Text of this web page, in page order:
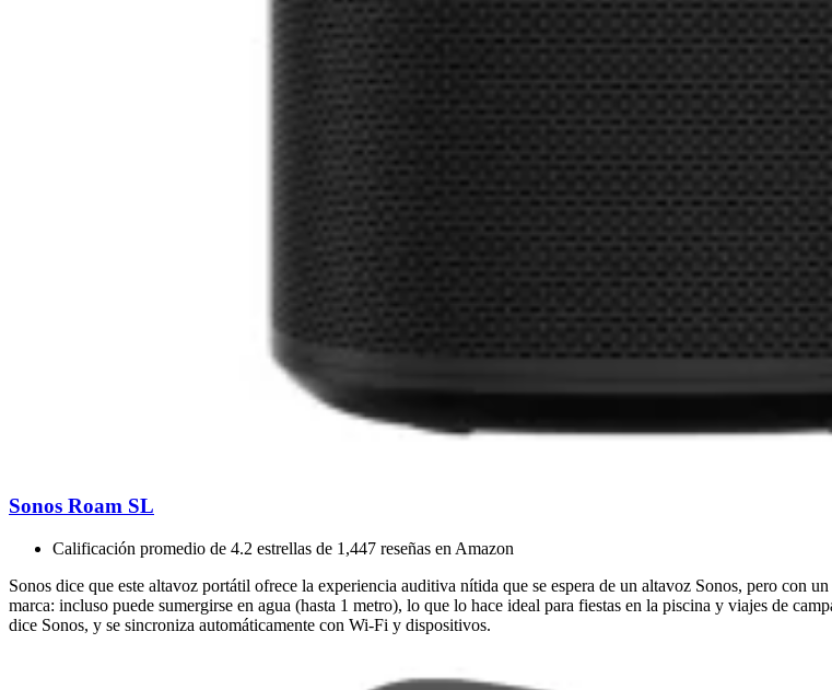
Sonos Roam SL
Calificación promedio de 4.2 estrellas de 1,447 reseñas en Amazon
Sonos dice que este altavoz portátil ofrece la experiencia auditiva nítida que se espera de un altavoz Sonos, pero con
marca: incluso puede sumergirse en agua (hasta 1 metro), lo que lo hace ideal para fiestas en la piscina y viajes de
dice Sonos, y se sincroniza automáticamente con Wi-Fi y dispositivos.